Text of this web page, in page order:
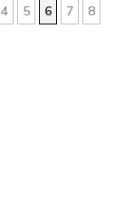
4 5 6 7
8